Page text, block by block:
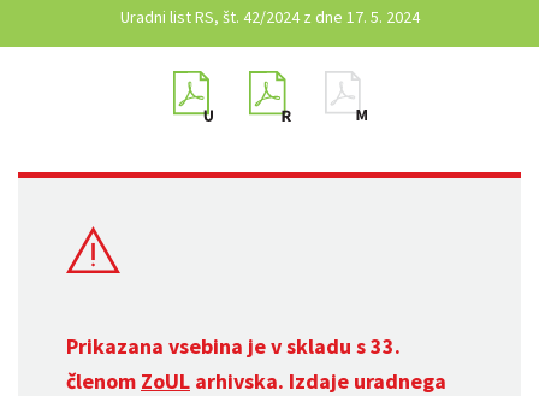
Uradni list RS, št. 42/2024 z dne 17. 5. 2024
Prikazana vsebina je v skladu s 33.
členom ZoUL arhivska. Izdaje uradnega